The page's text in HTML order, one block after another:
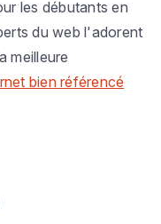
les débutants en
du web l'adorent
meilleure
bien référencé